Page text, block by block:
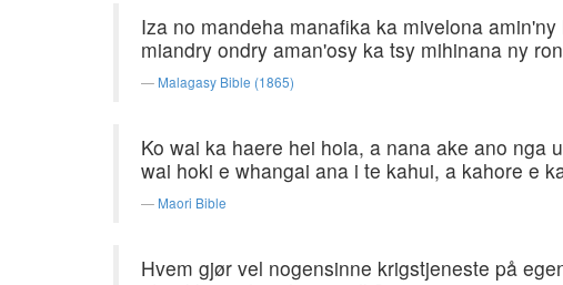
Iza no mandeha manafika ka mivelona
miandry ondry aman'osy ka tsy mihinana ny
Malagasy Bible (1865)
Ko wai ka haere hei hoia, a nana ake ano nga
wai hoki e whangai ana i te kahui, a kahore e
Maori Bible
Hvem gjør vel nogensinne krigstjeneste på